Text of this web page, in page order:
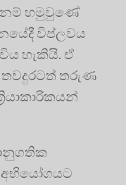
නම් හමුවුණේ
විප්ලවය
හැකියි. ඒ
තවදුරටත් තරුණ
අභියෝගයට